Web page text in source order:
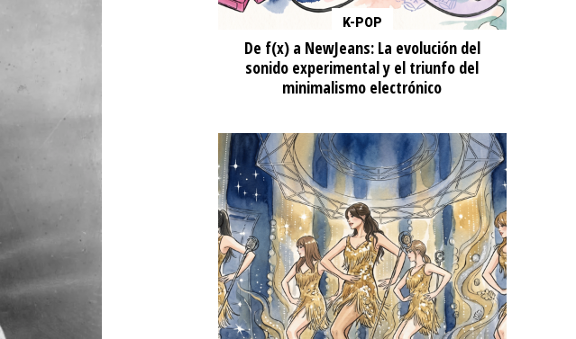
K-POP
De f(x) a NewJeans: La evolución del
sonido experimental y el triunfo del
minimalismo electrónico